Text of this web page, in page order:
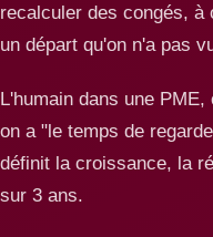
recalculer des congés, à
un départ qu'on n'a pas
L'humain dans une
on a "le temps de
définit la croissance, la
sur 3 ans.